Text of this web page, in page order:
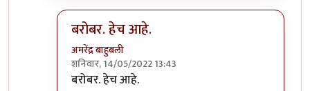
बरोबर. हेच आहे.
अमरेंद्र बाहुबली
शनिवार, 14/05/2022 13:43
In reply toनाय नाय !!
बरोबर. हेच आहे.